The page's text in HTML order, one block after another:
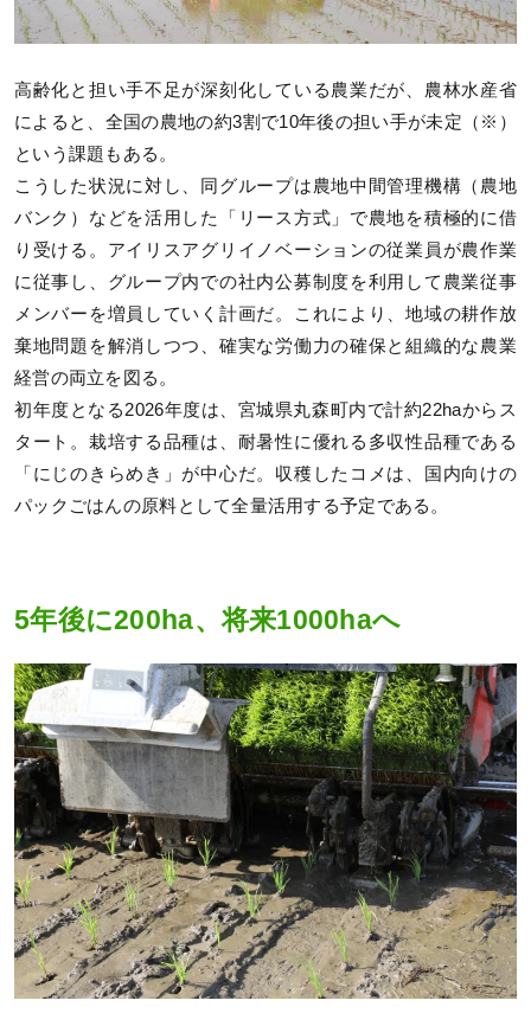
高齢化と担い手不足が深刻化している農業だが、農林水産省
によると、全国の農地の約3割で10年後の担い手が未定（※）
という課題もある。
こうした状況に対し、同グループは農地中間管理機構（農地
バンク）などを活用した「リース方式」で農地を積極的に借
り受ける。アイリスアグリイノベーションの従業員が農作業
に従事し、グループ内での社内公募制度を利用して農業従事
メンバーを増員していく計画だ。これにより、地域の耕作放
棄地問題を解消しつつ、確実な労働力の確保と組織的な農業
経営の両立を図る。
初年度となる2026年度は、宮城県丸森町内で計約22haからス
タート。栽培する品種は、耐暑性に優れる多収性品種である
「にじのきらめき」が中心だ。収穫したコメは、国内向けの
パックごはんの原料として全量活用する予定である。
5年後に200ha、将来1000haへ